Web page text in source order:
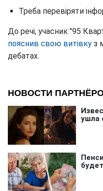
Треба перевіряти
До речі, учасник "95
пояснив свою витівку з
дебатах.